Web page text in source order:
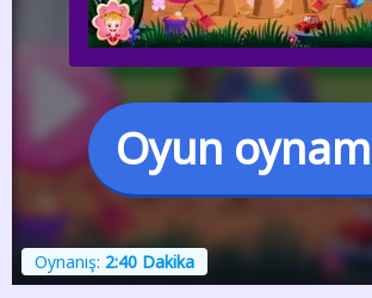
Oyun
Oynanış: 2:40 Dakika